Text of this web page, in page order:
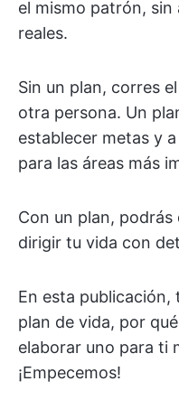
el mismo patrón,
reales.
Sin un plan, corres
otra persona. Un
establecer metas y
para las áreas más
Con un plan, podrás
dirigir tu vida con
En esta publicación,
plan de vida, por
elaborar uno para ti
¡Empecemos!